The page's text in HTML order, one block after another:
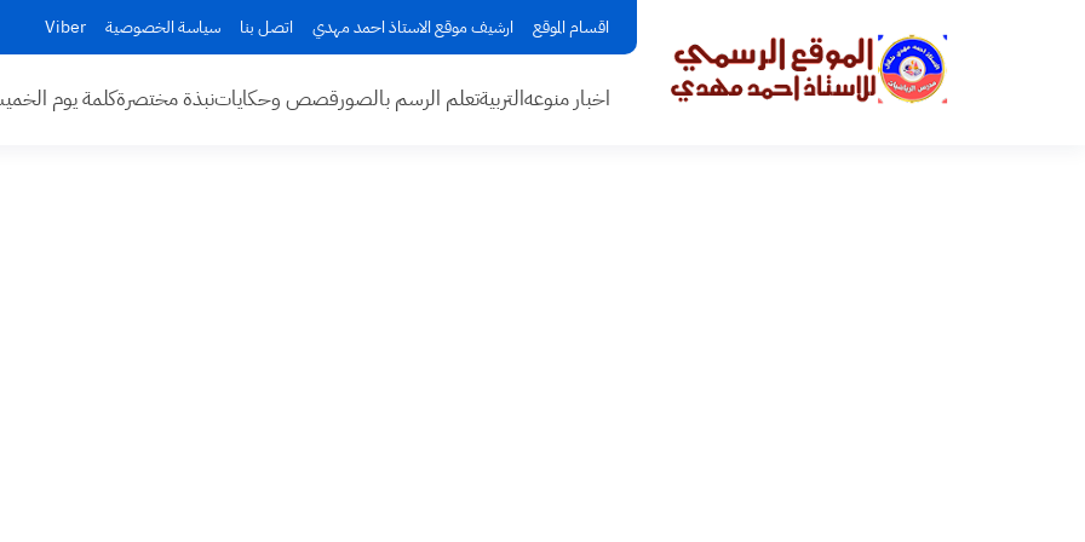
اقسام الموقع ارشيف موقع الاستاذ احمد مهدي اتصل بنا سياسة الخصوصية Viber
اخبار منوعهالتربيةتعلم الرسم بالصورقصص وحكاياتنبذة مختصرةكلمة يوم